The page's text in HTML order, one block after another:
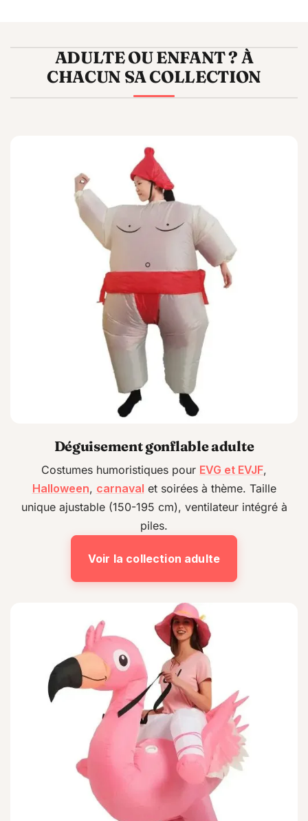
ADULTE OU ENFANT ? À
CHACUN SA COLLECTION
Déguisement gonflable adulte
Costumes humoristiques pour EVG et EVJF,
Halloween, carnaval et soirées à thème. Taille
unique ajustable (150-195 cm), ventilateur intégré à
piles.
Voir la collection adulte